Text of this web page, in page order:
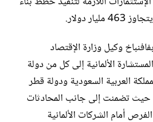
دولار.‏
وكيل وزارة الإقتصاد
الألمانية إلى كل من ‏دولة
العربية السعودية ودولة قطر
حيث تضمنت إلى ‏جانب المحادثات
أمام الشركات الألمانية